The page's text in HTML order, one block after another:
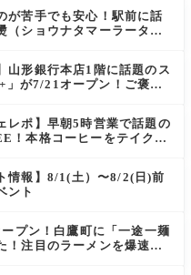
が苦手でも安心！駅前に話
（ショウナタマーラータ
山形銀行本店1階に話題のス
」が7/21オープン！ご褒美
レポ】早朝5時営業で話題の
！本格コーヒーをテイクア
情報】8/1(土）〜8/2(日)前
ント
ープン！白鷹町に「一途一麺
！注目のラーメンを爆速実